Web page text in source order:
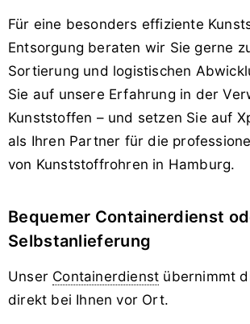
Für eine besonders effiziente
Entsorgung beraten wir Sie gerne
Sortierung und logistischen
Sie auf unsere Erfahrung in der
Kunst­stoffen – und setzen Sie auf
als Ihren Partner für die
von Kunststoffrohren in Hamburg.
Bequemer Containerdienst
Selbstanlieferung
Unser Containerdienst übernimmt
direkt bei Ihnen vor Ort.